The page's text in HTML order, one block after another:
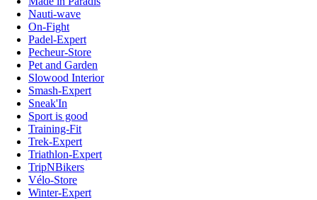
Nauti-wave
On-Fight
Padel-Expert
Pecheur-Store
Pet and Garden
Slowood Interior
Smash-Expert
Sneak'In
Sport is good
Training-Fit
Trek-Expert
Triathlon-Expert
TripNBikers
Vélo-Store
Winter-Expert